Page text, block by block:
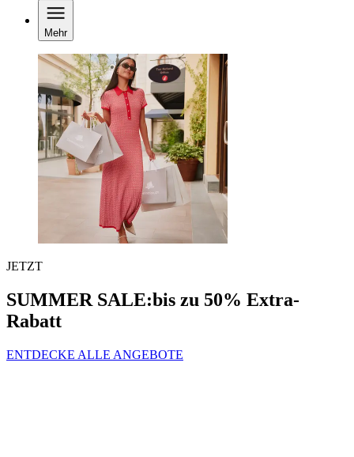
Mehr
JETZT
SUMMER SALE:bis zu 50% Extra-
Rabatt
ENTDECKE ALLE ANGEBOTE